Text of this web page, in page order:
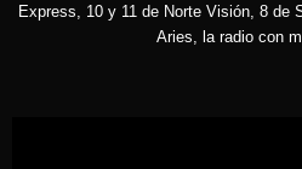
Express, 10 y 11 de Norte Visión, 8 de
Aries, la radio con